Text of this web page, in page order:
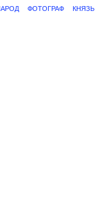
ФОТОГРАФ КНЯЗЬ